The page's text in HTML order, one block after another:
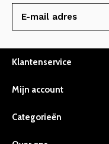
Klantenservice
Mijn account
Categorieën